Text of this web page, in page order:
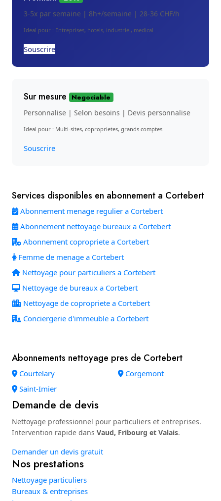
3-5x par semaine | 8h+/semaine | 28-36 CHF/h
Ideal pour : Entreprises, hotels, industriel, medical
Souscrire
Sur mesure
Negociable
Personnalise | Selon besoins | Devis personnalise
Ideal pour : Multi-sites, coproprietes, grands comptes
Souscrire
Services disponibles en abonnement a Cortebert
Abonnement menage regulier a Cortebert
Abonnement nettoyage bureaux a Cortebert
Abonnement copropriete a Cortebert
Femme de menage a Cortebert
Nettoyage pour particuliers a Cortebert
Nettoyage de bureaux a Cortebert
Nettoyage de copropriete a Cortebert
Conciergerie d'immeuble a Cortebert
Abonnements nettoyage pres de Cortebert
Courtelary
Corgemont
Saint-Imier
Demande de devis
Nettoyage professionnel pour particuliers et entreprises.
Intervention rapide dans Vaud, Fribourg et Valais.
Demander un devis gratuit
Nos prestations
Nettoyage particuliers
Bureaux & entreprises